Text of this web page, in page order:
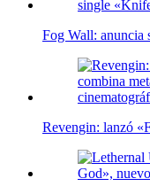
Fog Wall: anuncia
Revengin: lanzó